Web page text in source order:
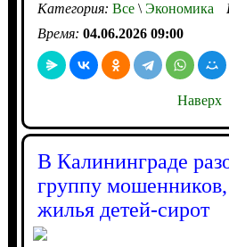
Категория: Все\Экономика
Время: 04.06.2026 09:00
Наверх
В Калининграде
группу
жилья детей-сирот